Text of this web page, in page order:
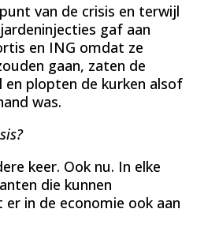
van de crisis en terwijl
gaf aan
en ING omdat ze
gaan, zaten de
plopten de kurken alsof
was.
keer. Ook nu. In elke
die kunnen
er in de economie ook aan